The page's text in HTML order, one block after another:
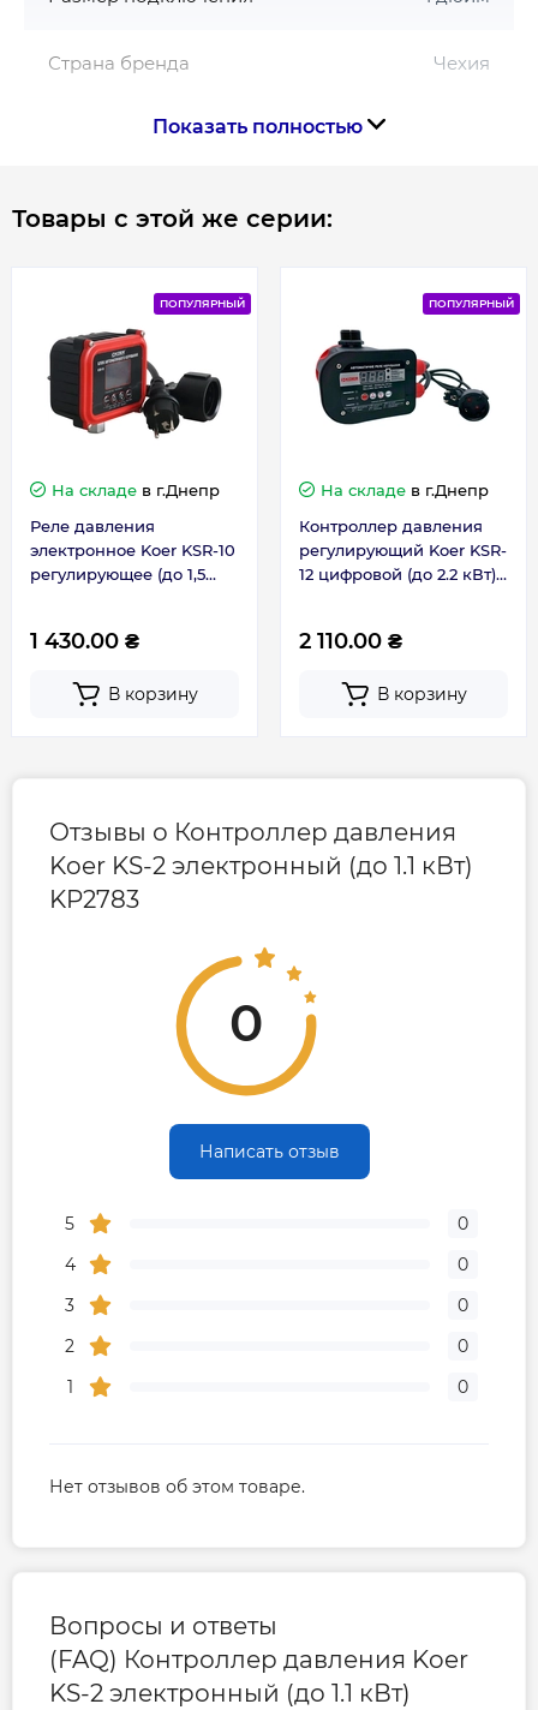
Страна бренда Чехия
Страна производства
Гарантия
Контакты сервисного
центра
+38 (096) 072-10-
00
Показать полностью
Товары с этой же серии:
ПОПУЛЯРНЫЙ
На складе в г.Днепр
Реле давления
электронное Koer KSR-10
регулирующее (до 1,5
1 430.00 ₴
В корзину
ПОПУЛЯРНЫЙ
На складе в г.Днепр
Контроллер давления
регулирующий Koer KSR-
12 цифровой (до 2.2 кВт)
2 110.00 ₴
В корзину
Отзывы о Контроллер давления
Koer KS-2 электронный (до 1.1 кВт)
KP2783
0
Написать отзыв
5
0
4
0
3
0
2
0
1
0
Нет отзывов об этом товаре.
Вопросы и ответы
(FAQ) Контроллер давления Koer
KS-2 электронный (до 1.1 кВт)